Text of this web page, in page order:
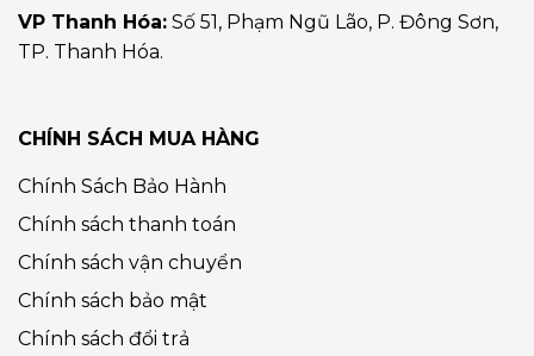
VP Thanh Hóa: Số 51, Phạm Ngũ Lão, P. Đông Sơn,
TP. Thanh Hóa.
CHÍNH SÁCH MUA HÀNG
Chính Sách Bảo Hành
Chính sách thanh toán
Chính sách vận chuyển
Chính sách bảo mật
Chính sách đổi trả